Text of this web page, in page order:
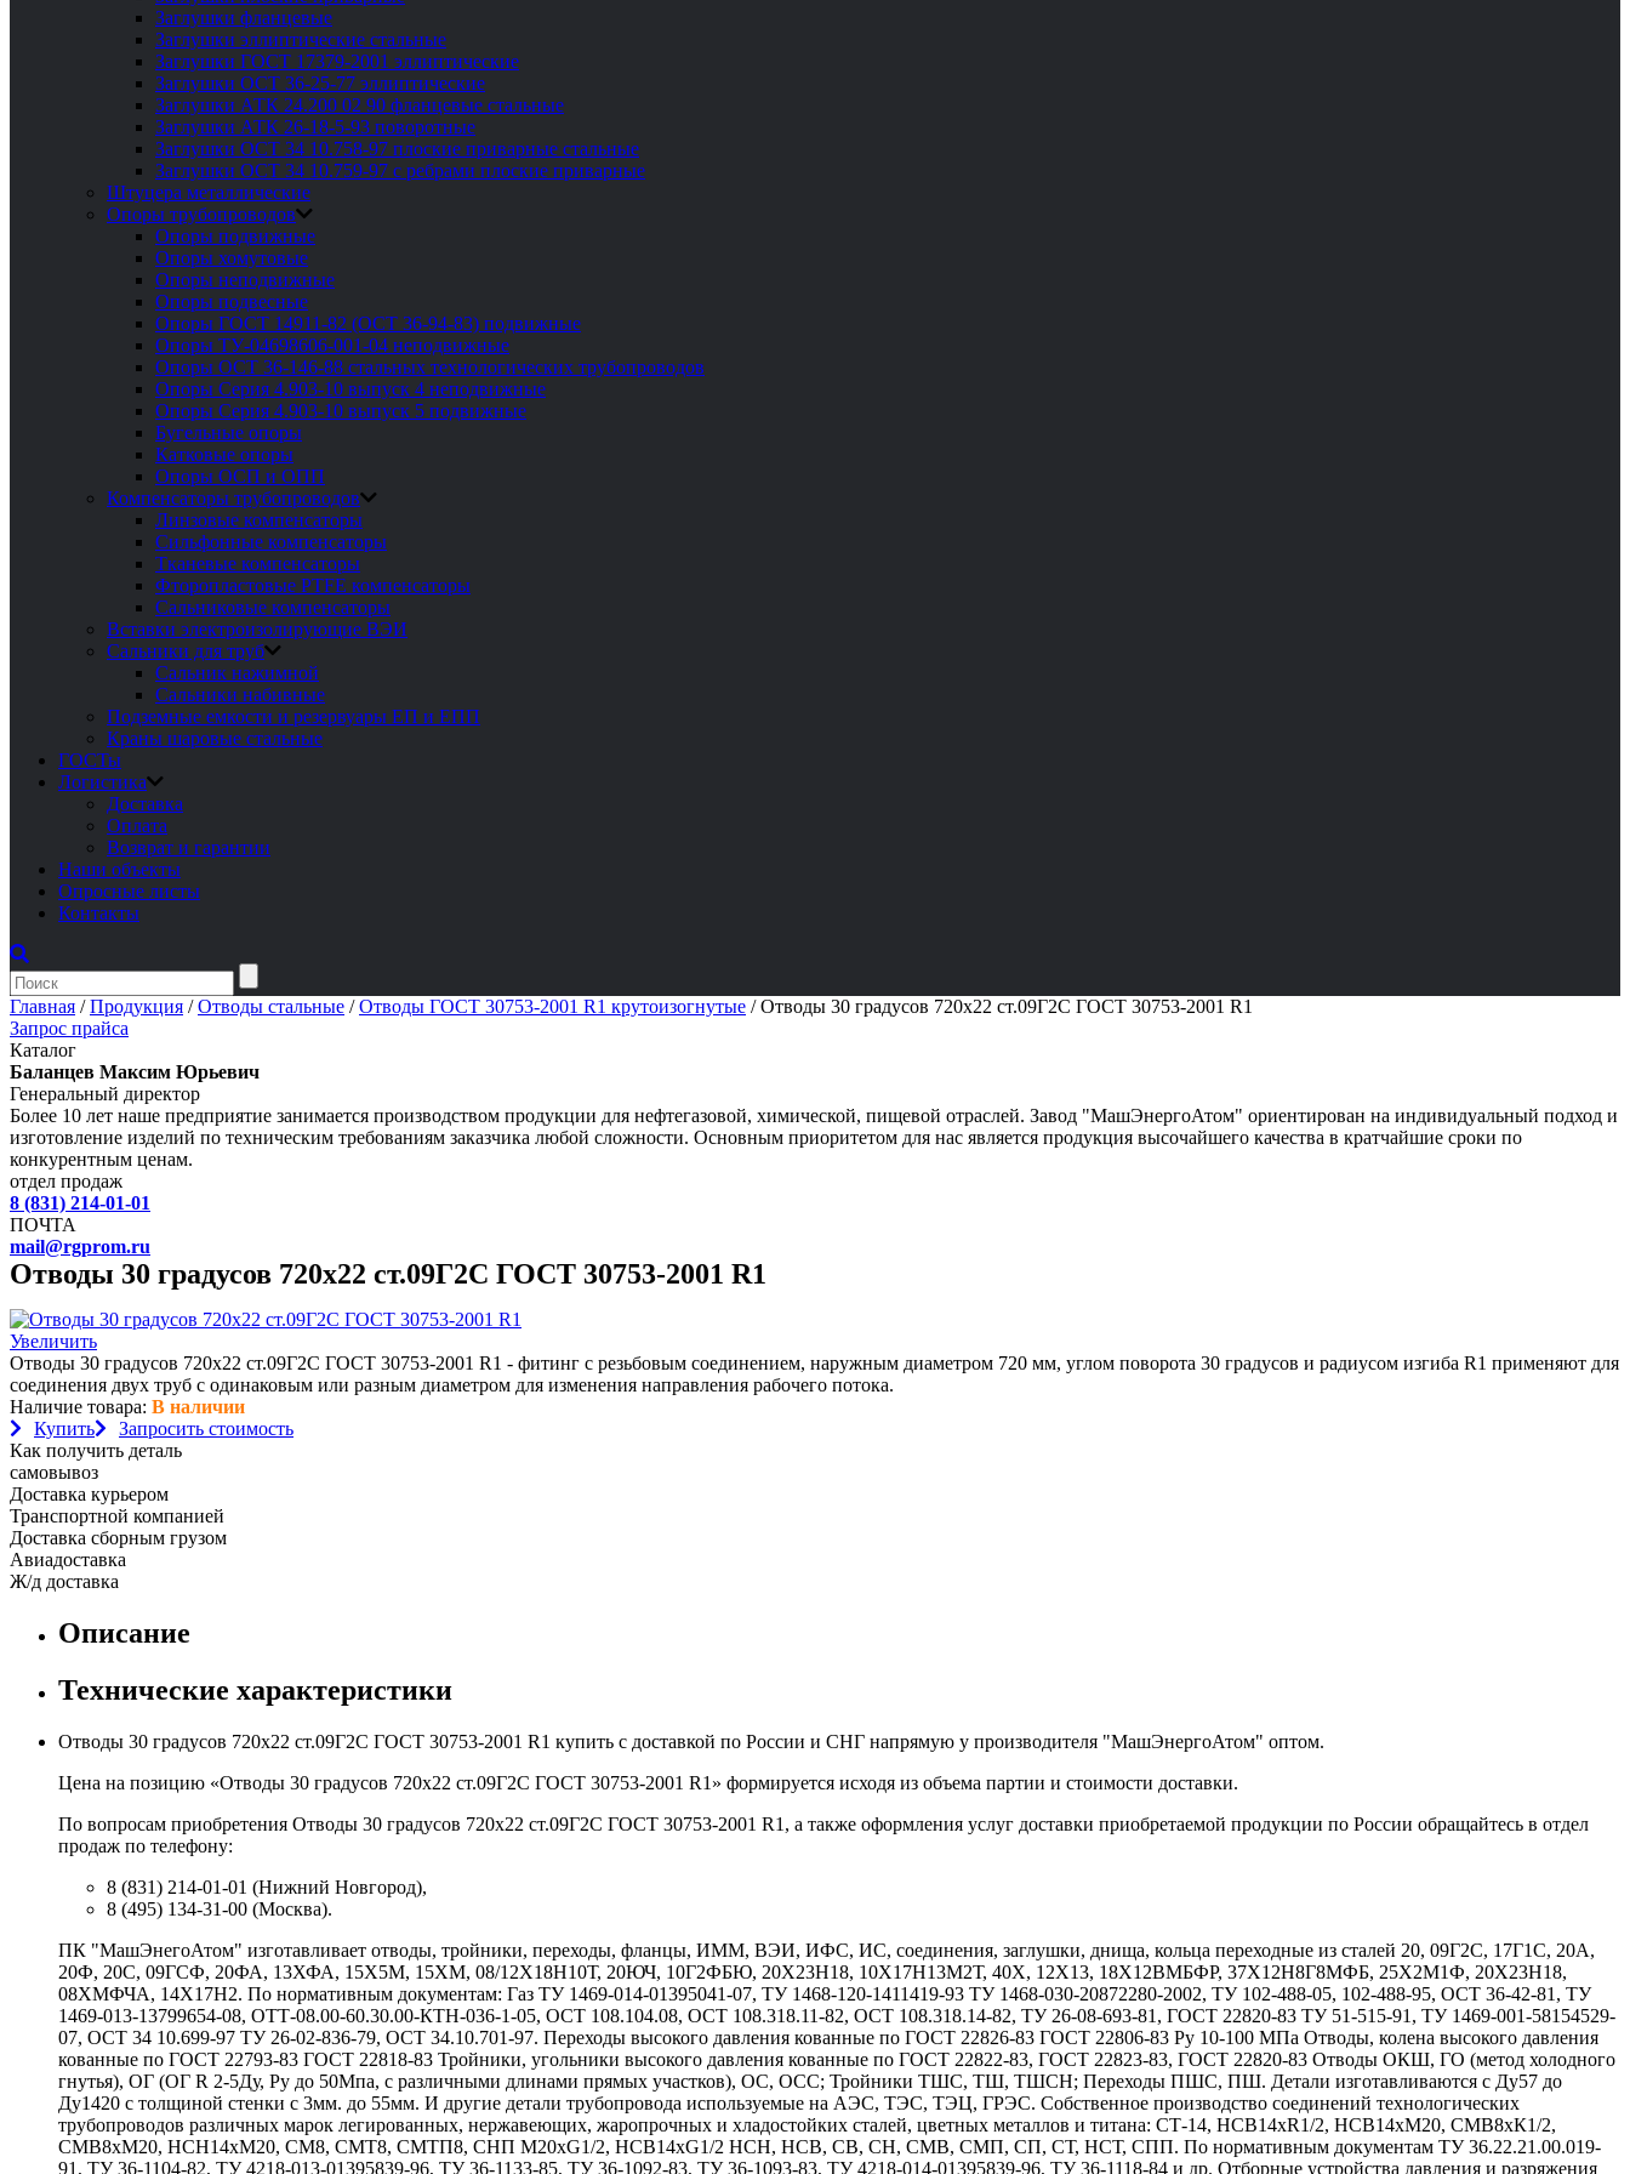
Заглушки фланцевые
Заглушки эллиптические стальные
Заглушки ГОСТ 17379-2001 эллиптические
Заглушки ОСТ 36-25-77 эллиптические
Заглушки АТК 24.200 02 90 фланцевые стальные
Заглушки АТК 26-18-5-93 поворотные
Заглушки ОСТ 34 10.758-97 плоские приварные стальные
Заглушки ОСТ 34 10.759-97 с ребрами плоские приварные
Штуцера металлические
Опоры трубопроводов
Опоры подвижные
Опоры хомутовые
Опоры неподвижные
Опоры подвесные
Опоры ГОСТ 14911-82 (ОСТ 36-94-83) подвижные
Опоры ТУ-04698606-001-04 неподвижные
Опоры ОСТ 36-146-88 стальных технологических трубопроводов
Опоры Серия 4.903-10 выпуск 4 неподвижные
Опоры Серия 4.903-10 выпуск 5 подвижные
Бугельные опоры
Катковые опоры
Опоры ОСП и ОПП
Компенсаторы трубопроводов
Линзовые компенсаторы
Сильфонные компенсаторы
Тканевые компенсаторы
Фторопластовые PTFE компенсаторы
Сальниковые компенсаторы
Вставки электроизолирующие ВЭИ
Сальники для труб
Сальник нажимной
Сальники набивные
Подземные емкости и резервуары ЕП и ЕПП
Краны шаровые стальные
ГОСТы
Логистика
Доставка
Оплата
Возврат и гарантии
Наши объекты
Опросные листы
Контакты
Главная /Продукция /Отводы стальные /Отводы ГОСТ 30753-2001 R1 крутоизогнутые /Отводы 30 градусов 720х22 ст.09Г2С ГОСТ 30753-2001 R1
Запрос прайса
Каталог
Баланцев Максим Юрьевич
Генеральный директор
Более 10 лет наше предприятие занимается производством продукции для нефтегазовой, химической, пищевой отраслей. Завод "МашЭнергоАтом" ориентирован на индивидуальный подход и
изготовление изделий по техническим требованиям заказчика любой сложности. Основным приоритетом для нас является продукция высочайшего качества в кратчайшие сроки по
конкурентным ценам.
отдел продаж
8 (831) 214-01-01
ПОЧТА
mail@rgprom.ru
Отводы 30 градусов 720х22 ст.09Г2С ГОСТ 30753-2001 R1
Увеличить
Отводы 30 градусов 720х22 ст.09Г2С ГОСТ 30753-2001 R1 - фитинг с резьбовым соединением, наружным диаметром 720 мм, углом поворота 30 градусов и радиусом изгиба R1 применяют для
соединения двух труб с одинаковым или разным диаметром для изменения направления рабочего потока.
Наличие товара: В наличии
Купить
Запросить стоимость
Как получить деталь
самовывоз
Доставка курьером
Транспортной компанией
Доставка сборным грузом
Авиадоставка
Ж/д доставка
Описание
Технические характеристики
Отводы 30 градусов 720х22 ст.09Г2С ГОСТ 30753-2001 R1 купить с доставкой по России и СНГ напрямую у производителя "МашЭнергоАтом" оптом.
Цена на позицию «Отводы 30 градусов 720х22 ст.09Г2С ГОСТ 30753-2001 R1» формируется исходя из объема партии и стоимости доставки.
По вопросам приобретения Отводы 30 градусов 720х22 ст.09Г2С ГОСТ 30753-2001 R1, а также оформления услуг доставки приобретаемой продукции по России обращайтесь в отдел
продаж по телефону:
8 (831) 214-01-01 (Нижний Новгород),
8 (495) 134-31-00 (Москва).
ПК "МашЭнегоАтом" изготавливает отводы, тройники, переходы, фланцы, ИММ, ВЭИ, ИФС, ИС, соединения, заглушки, днища, кольца переходные из сталей 20, 09Г2С, 17Г1С, 20А,
20Ф, 20С, 09ГСФ, 20ФА, 13ХФА, 15Х5М, 15ХМ, 08/12Х18Н10Т, 20ЮЧ, 10Г2ФБЮ, 20Х23Н18, 10Х17Н13М2Т, 40Х, 12Х13, 18Х12ВМБФР, 37Х12Н8Г8МФБ, 25Х2М1Ф, 20Х23Н18,
08ХМФЧА, 14Х17Н2. По нормативным документам: Газ ТУ 1469-014-01395041-07, ТУ 1468-120-1411419-93 ТУ 1468-030-20872280-2002, ТУ 102-488-05, 102-488-95, ОСТ 36-42-81, ТУ
1469-013-13799654-08, ОТТ-08.00-60.30.00-КТН-036-1-05, ОСТ 108.104.08, ОСТ 108.318.11-82, ОСТ 108.318.14-82, ТУ 26-08-693-81, ГОСТ 22820-83 ТУ 51-515-91, ТУ 1469-001-58154529-
07, ОСТ 34 10.699-97 ТУ 26-02-836-79, ОСТ 34.10.701-97. Переходы высокого давления кованные по ГОСТ 22826-83 ГОСТ 22806-83 Ру 10-100 МПа Отводы, колена высокого давления
кованные по ГОСТ 22793-83 ГОСТ 22818-83 Тройники, угольники высокого давления кованные по ГОСТ 22822-83, ГОСТ 22823-83, ГОСТ 22820-83 Отводы ОКШ, ГО (метод холодного
гнутья), ОГ (ОГ R 2-5Ду, Ру до 50Мпа, с различными длинами прямых участков), ОС, ОСС; Тройники ТШС, ТШ, ТШСН; Переходы ПШС, ПШ. Детали изготавливаются с Ду57 до
Ду1420 с толщиной стенки с 3мм. до 55мм. И другие детали трубопровода используемые на АЭС, ТЭС, ТЭЦ, ГРЭС. Собственное производство соединений технологических
трубопроводов различных марок легированных, нержавеющих, жаропрочных и хладостойких сталей, цветных металлов и титана: СТ-14, НСВ14хR1/2, НСВ14хМ20, СМВ8хК1/2,
СМВ8хМ20, НСН14хМ20, СМ8, СМТ8, СМТП8, СНП М20хG1/2, НСВ14хG1/2 НСН, НСВ, СВ, СН, СМВ, СМП, СП, СТ, НСТ, СПП. По нормативным документам ТУ 36.22.21.00.019-
91, ТУ 36-1104-82, ТУ 4218-013-01395839-96, ТУ 36-1133-85, ТУ 36-1092-83, ТУ 36-1093-83, ТУ 4218-014-01395839-96, ТУ 36-1118-84 и др. Отборные устройства давления и разряжения